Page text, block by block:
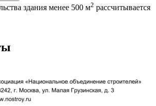
здания менее 500 м2 рассчитывается